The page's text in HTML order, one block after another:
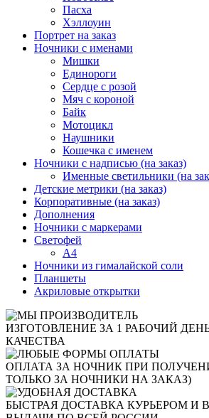
Пасха
Хэллоуин
Портрет на заказ
Ночники с именами
Мишки
Единороги
Сердце с розой
Мяч с короной
Байк
Мотоцикл
Наушники
Кошечка с именем
Ночники с надписью (на заказ)
Именные светильники (на
Детские метрики (на заказ)
Корпоративные (на заказ)
Дополнения
Ночники с маркерами
Светофей
А4
Ночники из гималайской соли
Планшеты
Акриловые открытки
ИЗГОТОВЛЕНИЕ ЗА 1 РАБОЧИЙ
КАЧЕСТВА
ОПЛАТА ЗА НОЧНИК ПРИ
ТОЛЬКО ЗА НОЧНИКИ НА ЗАКАЗ)
БЫСТРАЯ ДОСТАВКА КУРЬЕРОМ И